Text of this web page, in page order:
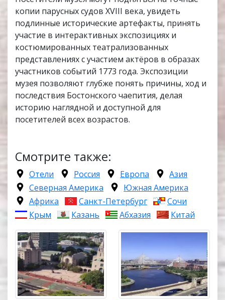
копии парусных судов XVIII века, увидеть
подлинные исторические артефакты, принять
участие в интерактивных экспозициях и
костюмированных театрализованных
представлениях с участием актёров в образах
участников событий 1773 года. Экспозиции
музея позволяют глубже понять причины, ход и
последствия Бостонского чаепития, делая
историю наглядной и доступной для
посетителей всех возрастов.
Смотрите также:
Отели Россия Европа
Азия
Северная Америка
Южная Америка
Африка
Санкт-Петербург
Сочи
Крым
Казань Абхазия Китай